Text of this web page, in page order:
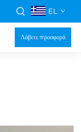
EL
Λάβετε προσφορά